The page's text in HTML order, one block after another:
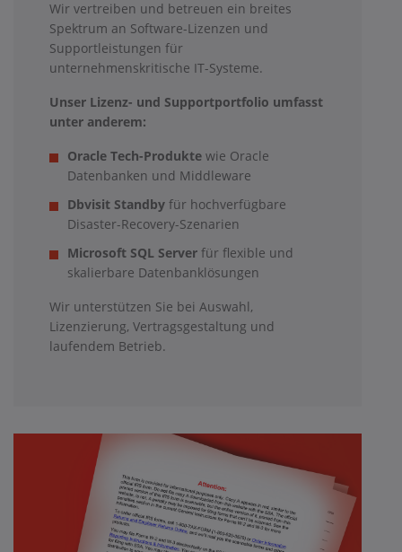
Wir vertreiben und betreuen ein breites
Spektrum an Software-Lizenzen und
Supportleistungen für
unternehmenskritische IT-Systeme.
Unser Lizenz- und Supportportfolio umfasst
unter anderem:
Oracle Tech-Produkte wie Oracle
Datenbanken und Middleware
Dbvisit Standby für hochverfügbare
Disaster-Recovery-Szenarien
Microsoft SQL Server für flexible und
skalierbare Datenbanklösungen
Wir unterstützen Sie bei Auswahl,
Lizenzierung, Vertragsgestaltung und
laufendem Betrieb.